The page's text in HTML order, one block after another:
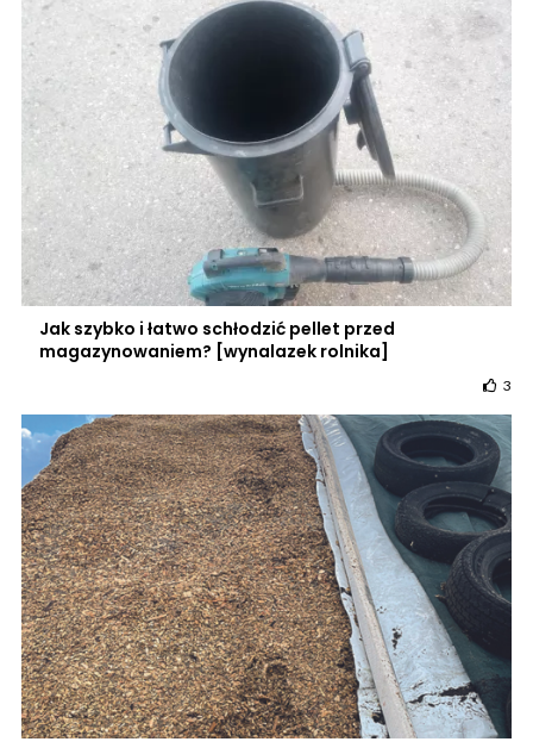
Jak szybko i łatwo schłodzić pellet przed
magazynowaniem? [wynalazek rolnika]
3